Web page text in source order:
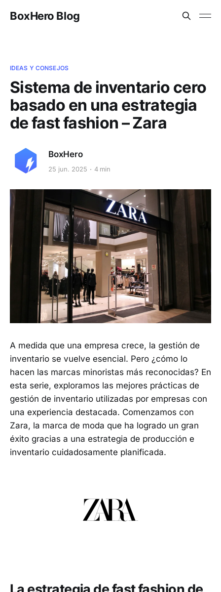
BoxHero Blog
IDEAS Y CONSEJOS
Sistema de inventario cero
basado en una estrategia
de fast fashion – Zara
BoxHero
25 jun. 2025 4 min
A medida que una empresa crece, la gestión de
inventario se vuelve esencial. Pero ¿cómo lo
hacen las marcas minoristas más reconocidas? En
esta serie, exploramos las mejores prácticas de
gestión de inventario utilizadas por empresas con
una experiencia destacada. Comenzamos con
Zara, la marca de moda que ha logrado un gran
éxito gracias a una estrategia de producción e
inventario cuidadosamente planificada.